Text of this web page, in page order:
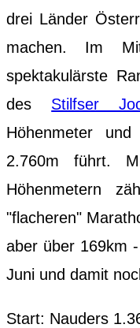
drei Länder
machen. Im
spektakulärste
des Stilfser
Höhenmeter
2.760m führt.
Höhenmetern
"flacheren"
aber über 169km
Juni und damit
Start: Nauders